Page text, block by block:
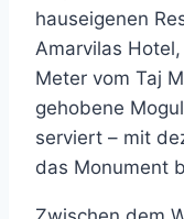
hauseigenen
Amarvilas
Meter vom Taj
gehobene
serviert – mit
das Monument